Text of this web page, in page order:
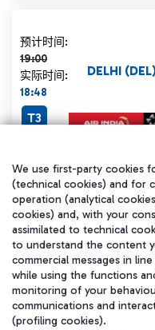
预计时间:
19:00
计划时间 19:00 删除线
实际时间:
18:48
DELHI
T3
预计时间:
19:00
计划时间 19:00 删除线
实际时间:
18:48
DELHI
T3
We use first-party cookies
(technical cookies) and for
operation (analytical
cookies) and, with your
assimilated to technical
to understand the content
commercial messages in
while using the functions
monitoring of your
communications and
(profiling cookies).